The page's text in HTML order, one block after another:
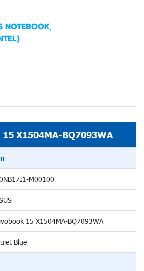
NOTEBOOK,
15 X1504MA-BQ7093WA
M00100
15 X1504MA-BQ7093WA
Blue